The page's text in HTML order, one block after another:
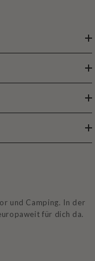
und Camping. In der
für dich da.